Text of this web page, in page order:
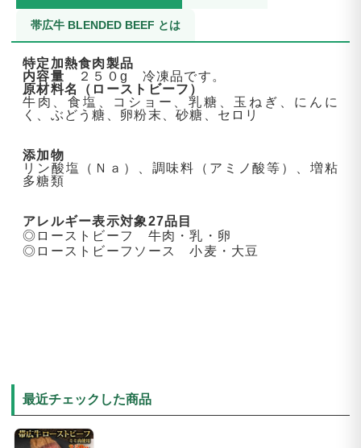
帯広牛 BLENDED BEEF とは
特定加熱食肉製品
内容量 ２５０g 冷凍品です。
原材料名（ローストビーフ）
牛肉、食塩、コショー、乳糖、玉ねぎ、にんに
く、ぶどう糖、卵粉末、砂糖、セロリ
添加物
リン酸塩（Ｎａ）、調味料（アミノ酸等）、増粘
多糖類
アレルギー表示対象27品目
◎ローストビーフ 牛肉・乳・卵
◎ローストビーフソース 小麦・大豆
最近チェックした商品